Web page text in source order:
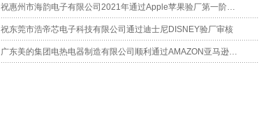
祝惠州市海韵电子有限公司2021年通过Apple苹果验厂第一阶段审核
祝东莞市浩帝芯电子科技有限公司通过迪士尼DISNEY验厂审核
广东美的集团电热电器制造有限公司顺利通过AMAZON亚马逊验厂